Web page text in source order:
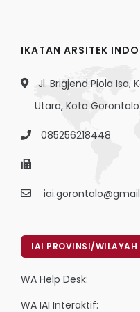
IKATAN ARSITEK
Jl. Brigjend Piola Isa,
Utara, Kota
085256218448
IAI PROVINSI/WILAYAH
WA Help Desk:
WA IAI Interaktif: